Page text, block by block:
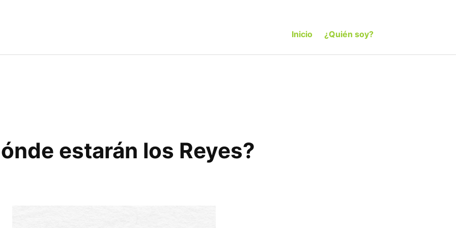
Inicio ¿Quién soy?
estarán los Reyes?